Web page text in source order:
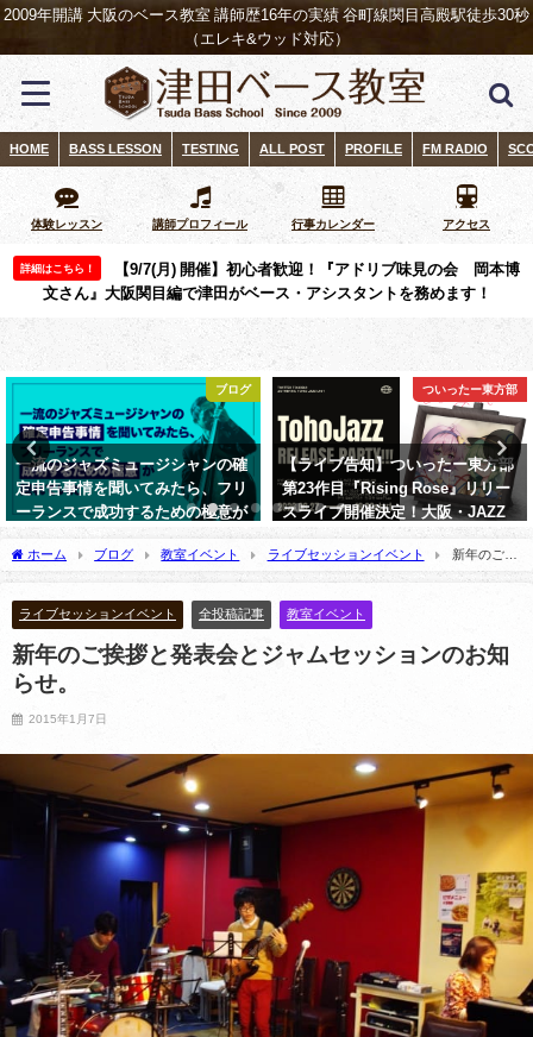
2009年開講 大阪のベース教室 講師歴16年の実績 谷町線関目高殿駅徒歩30秒
（エレキ&ウッド対応）
HOME BASS LESSON TESTING ALL POST PROFILE FM RADIO
体験レッスン 講師プロフィール 行事カレンダー アクセス
詳細はこちら！
【9/7(月) 開催】初心者歓迎！『アドリブ味見の会 岡本博
文さん』大阪関目編で津田がベース・アシスタントを務めます！
ブログ
一流のジャズミュージシャンの確
定申告事情を聞いてみたら、フリ
ーランスで成功するための極意が
隠れていた【納浩一さん（ベーシ
スト）】
ついったー東方部
【ライブ告知】ついったー東方部
第23作目『Rising Rose』リリー
スライブ開催決定！大阪・JAZZ
CLUB GALLONにてお届けします
ホーム ブログ 教室イベント ライブセッションイベント
新年のご挨
拶と発表会とジャムセッションのお知らせ。
ライブセッションイベント 全投稿記事 教室イベント
新年のご挨拶と発表会とジャムセッションのお知
らせ。
2015年1月7日